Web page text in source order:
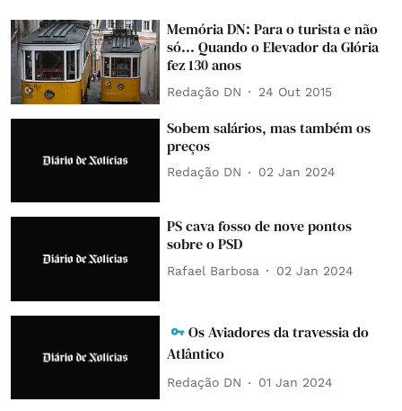
Memória DN: Para o turista e não
só... Quando o Elevador da Glória
fez 130 anos
Redação DN 24 Out 2015
Sobem salários, mas também os
preços
Redação DN 02 Jan 2024
PS cava fosso de nove pontos
sobre o PSD
Rafael Barbosa 02 Jan 2024
Os Aviadores da travessia do
Atlântico
Redação DN 01 Jan 2024